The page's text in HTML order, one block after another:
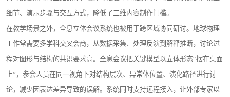
细节、演示步骤与交互方式，降低了三维内容制作门槛。
在教学场景之外，全息立体会议系统也被用于跨区域协同研讨。地球物理
工作常需要多学科交叉会商，从数据采集、处理反演到解释推断，讨论过
程对图形与结构的共识要求高。全息会议把关键模型以立体形态“摆在桌面
上”，参会人员在同一视角下对结构层次、异常体位置、演化路径进行讨
论，减少因表达差异导致的误解。系统同时支持远程接入，让外部专家以